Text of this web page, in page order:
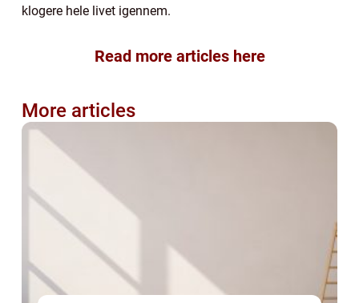
klogere hele livet igennem.
Read more articles here
More articles